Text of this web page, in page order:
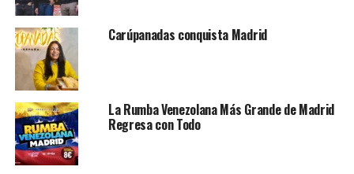
Carúpanadas conquista Madrid
La Rumba Venezolana Más Grande de Madrid
Regresa con Todo